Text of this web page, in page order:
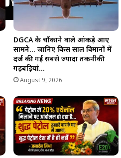
DGCA के चौंकाने वाले आंकड़े आए
सामने… जानिए किस साल विमानों में
दर्ज की गईं सबसे ज्यादा तकनीकी
गड़बड़ियां…
August 9, 2026